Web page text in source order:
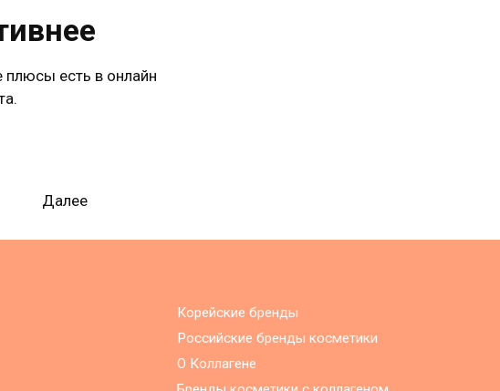
плюсы есть в онлайн
Далее
Корейские бренды
Российские бренды косметики
О Коллагене